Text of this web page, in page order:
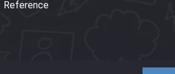
Reference